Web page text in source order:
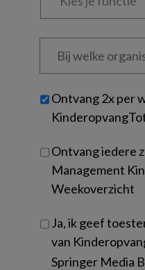
Bij
welke
je?
Untitled
Ontvang 2x per
Ontvang iedere
Management
Weekoverzicht
Ja, ik geef
van
Springer Media